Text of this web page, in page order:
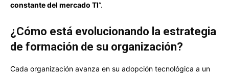
constante del mercado TI”.
¿Cómo está evolucionando la estrategia
de formación de su organización?
Cada organización avanza en su adopción tecnológica a un